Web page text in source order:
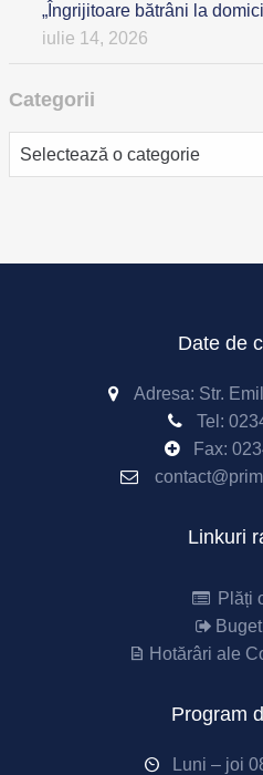
„Îngrijitoare bătrâni la
iulie 14, 2026
Categorii
Categorii
Date de
Adresa: Str.
Tel:
Fax:
Linkuri
Plăți
Hotărâri ale
Program
Luni – joi